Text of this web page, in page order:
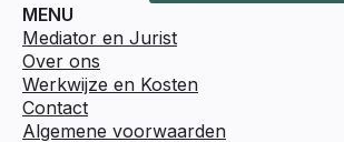
MENU
Mediator en Jurist
Over ons
Werkwijze en Kosten
Contact
Algemene voorwaarden